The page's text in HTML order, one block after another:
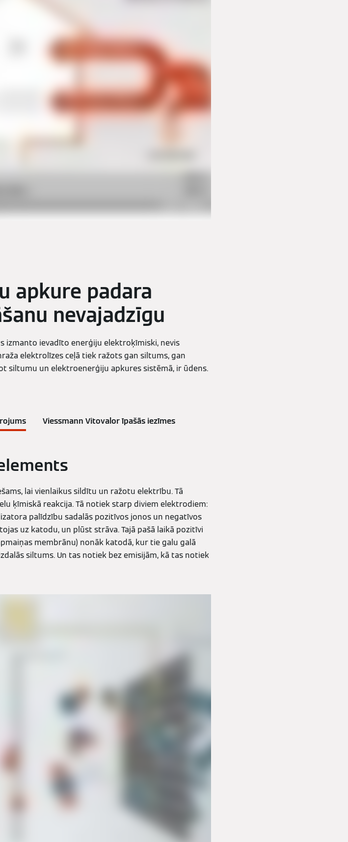
apkure padara
nevajadzīgu
izmanto ievadīto enerģiju elektroķīmiski, nevis
elektrolīzes ceļā tiek ražots gan siltums, gan
siltumu un elektroenerģiju apkures sistēmā, ir ūdens.
Viessmann Vitovalor īpašās iezīmes
lai vienlaikus sildītu un ražotu elektrību. Tā
ķīmiskā reakcija. Tā notiek starp diviem elektrodiem:
palīdzību sadalās pozitīvos jonos un negatīvos
uz katodu, un plūst strāva. Tajā pašā laikā pozitīvi
membrānu) nonāk katodā, kur tie galu galā
siltums. Un tas notiek bez emisijām, kā tas notiek